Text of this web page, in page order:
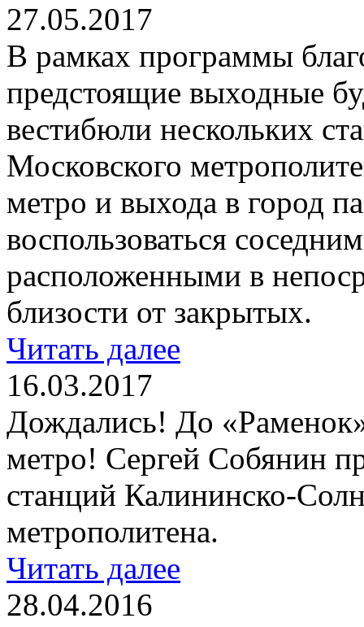
27.05.2017
В рамках программы
предстоящие выходные
вестибюли нескольких
Московского
метро и выхода в город
воспользоваться
расположенными в
близости от закрытых.
Читать далее
16.03.2017
Дождались! До
метро! Сергей Собянин
станций Калининско-
метрополитена.
Читать далее
28.04.2016